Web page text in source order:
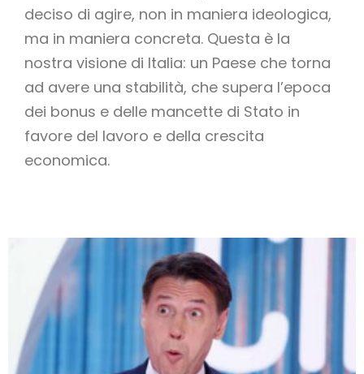
deciso di agire, non in maniera ideologica,
ma in maniera concreta. Questa è la
nostra visione di Italia: un Paese che torna
ad avere una stabilità, che supera l’epoca
dei bonus e delle mancette di Stato in
favore del lavoro e della crescita
economica.